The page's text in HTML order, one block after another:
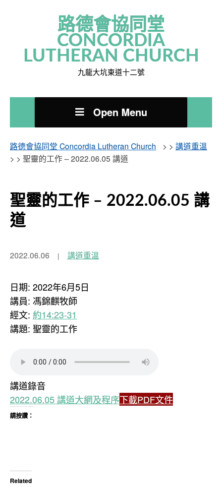
路德會協同堂
CONCORDIA
LUTHERAN CHURCH
九龍大坑東道十二號
Open Menu
路德會協同堂 Concordia Lutheran Church > > 講道重溫
> > 聖靈的工作 – 2022.06.05 講道
聖靈的工作 – 2022.06.05 講
道
2022.06.06 講道重溫
日期: 2022年6月5日
講員: 馮錦麒牧師
經文: 約14:23-31
講題: 聖靈的工作
講道錄音
2022.06.05 講道大網及程序下載PDF文件
請按讚：
Related